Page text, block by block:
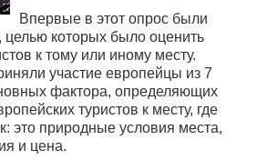
Впервые в этот опрос были
которых было оценить
к тому или иному месту.
участие европейцы из 7
фактора, определяющих
туристов к месту, где
это природные условия места,
и цена.